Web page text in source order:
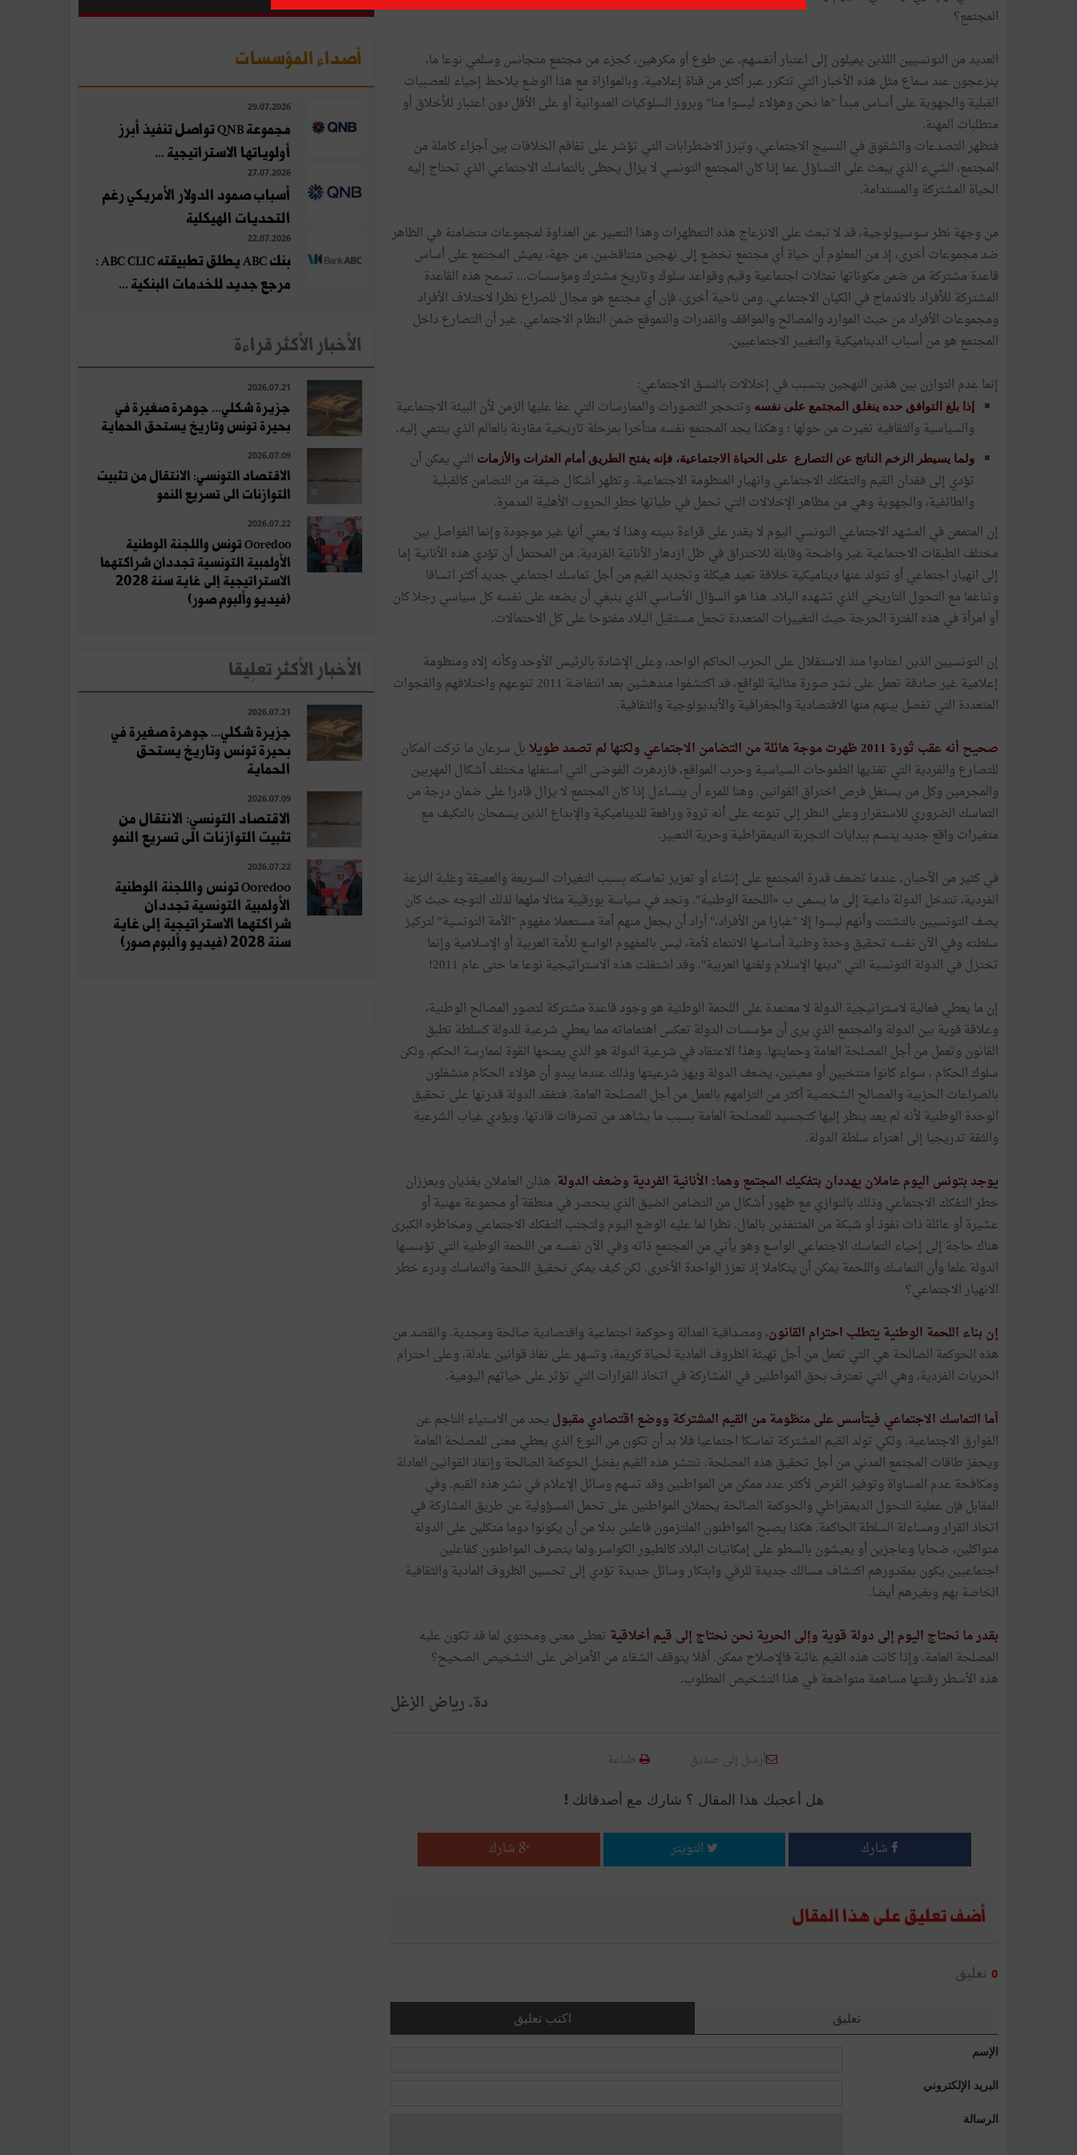
المجتمع؟
العديد من التونسيين اللذين يميلون إلى اعتبار أنفسهم، عن طوع أو مكرهين، كجزء من مجتمع متجانس وسلمي نوعا ما،
ينزعجون عند سماع مثل هذه الأخبار التي تتكرر عبر أكثر من قناة إعلامية. وبالموازاة مع هذا الوضع يلاحظ إحياء للعصبيات
القبلية والجهوية على أساس مبدأ "ها نحن وهؤلاء ليسوا منا" وبروز السلوكيات العدوانية أو على الأقل دون اعتبار للأخلاق أو
متطلبات المهنة.
فتظهر التصدعات والشقوق في النسيج الاجتماعي، وتبرز الاضطرابات التي تؤشر على تفاقم الخلافات بين أجزاء كاملة من
المجتمع، الشيء الذي يبعث على التساؤل عما إذا كان المجتمع التونسي لا يزال يحظى بالتماسك الاجتماعي الذي تحتاج إليه
الحياة المشتركة والمستدامة.
من وجهة نظر سوسيولوجية، قد لا تبعث على الانزعاج هذه التمظهرات وهذا التعبير عن العداوة لمجموعات متضامنة في الظاهر
ضد مجموعات أخرى، إذ من المعلوم أن حياة أي مجتمع تخضع إلى نهجين متناقضين. من جهة، يعيش المجتمع على أساس
قاعدة مشتركة من ضمن مكوناتها تمثلات اجتماعية وقيم وقواعد سلوك وتاريخ مشترك ومؤسسات... تسمح هذه القاعدة
المشتركة للأفراد بالاندماج في الكيان الاجتماعي. ومن ناحية أخرى، فإن أي مجتمع هو مجال للصراع نظرا لاختلاف الأفراد
ومجموعات الأفراد من حيث الموارد والمصالح والمواقف والقدرات والتموقع ضمن النظام الاجتماعي. غير أن التصارع داخل
المجتمع هو من أسباب الديناميكية والتغيير الاجتماعيين.
إنما عدم التوازن بين هذين النهجين يتسبب في إخلالات بالنسق الاجتماعي:
إذا بلغ التوافق حده ينغلق المجتمع على نفسه وتتحجر التصورات والممارسات التي عفا عليها الزمن لأن البيئة الاجتماعية
والسياسية والثقافية تغيرت من حولها ؛ وهكذا يجد المجتمع نفسه متأخرا بمرحلة تاريخية مقارنة بالعالم الذي ينتمي إليه.
ولما يسيطر الزخم الناتج عن التصارع على الحياة الاجتماعية، فإنه يفتح الطريق أمام العثرات والأزمات التي يمكن أن
تؤدي إلى فقدان القيم والتفكك الاجتماعي وانهيار المنظومة الاجتماعية. وتظهر أشكال ضيقة من التضامن كالقبلية
والطائفية، والجهوية وهي من مظاهر الإخلالات التي تحمل في طياتها خطر الحروب الأهلية المدمرة.
إن المتمعن في المشهد الاجتماعي التونسي اليوم لا يقدر على قراءة بنيته وهذا لا يعني أنها غير موجودة وإنما الفواصل بين
مختلف الطبقات الاجتماعية غير واضحة وقابلة للاختراق في ظل ازدهار الأنانية الفردية. من المحتمل أن تؤدي هذه الأنانية إما
إلى انهيار اجتماعي أو تتولد عنها ديناميكية خلاقة تعيد هيكلة وتجديد القيم من أجل تماسك اجتماعي جديد أكثر اتساقا
وتناغما مع التحول التاريخي الذي تشهده البلاد. هذا هو السؤال الأساسي الذي ينبغي أن يضعه على نفسه كل سياسي رجلا كان
أو امرأة في هذه الفترة الحرجة حيث التغييرات المتعددة تجعل مستقبل البلاد مفتوحا على كل الاحتمالات.
إن التونسيين الذين اعتادوا منذ الاستقلال على الحزب الحاكم الواحد، وعلى الإشادة بالرئيس الأوحد وكأنه إلاه ومنظومة
إعلامية غير صادقة تعمل على نشر صورة مثالية للواقع، قد اكتشفوا مندهشين بعد انتفاضة 2011 تنوعهم واختلافهم والفجوات
المتعددة التي تفصل بينهم منها الاقتصادية والجغرافية والأيديولوجية والثقافية.
صحيح أنه عقب ثورة 2011 ظهرت موجة هائلة من التضامن الاجتماعي ولكنها لم تصمد طويلا
بل سرعان ما تركت المكان
للتصارع والفردية التي تغذيها الطموحات السياسية وحرب المواقع، فازدهرت الفوضى التي استغلها مختلف أشكال المهربين
والمجرمين وكل من يستغل فرص اختراق القوانين. وهنا للمرء أن يتساءل إذا كان المجتمع لا يزال قادرا على ضمان درجة من
التماسك الضروري للاستقرار وعلى النظر إلى تنوعه على أنه ثروة ورافعة للديناميكية والإبداع الذين يسمحان بالتكيف مع
متغيرات واقع جديد يتسم ببدايات التجربة الديمقراطية وحرية التعبير.
في كثير من الأحيان، عندما تضعف قدرة المجتمع على إنشاء أو تعزيز تماسكه بسبب التغيرات السريعة والعميقة وغلبة النزعة
الفردية، تتدخل الدولة داعية إلى ما يسمى ب «اللحمة الوطنية". ونجد في سياسة بورقيبة مثالا ملهما لذلك التوجه حيث كان
يصف التونسيين بالتشتت وأنهم ليسوا إلا "غبارا من الأفراد،" أراد أن يجعل منهم أمة مستعملا مفهوم "الأمة التونسية" لتركيز
سلطته وفي الآن نفسه تحقيق وحدة وطنية أساسها الانتماء لأمة، ليس بالمفهوم الواسع للأمة العربية أو الإسلامية وإنما
تختزل في الدولة التونسية التي "دينها الإسلام ولغتها العربية". وقد اشتغلت هذه الاستراتيجية نوعا ما حتى عام 2011!
إن ما يعطي فعالية لاستراتيجية الدولة لا معتمدة على اللحمة الوطنية هو وجود قاعدة مشتركة لتصور المصالح الوطنية،
وعلاقة قوية بين الدولة والمجتمع الذي يرى أن مؤسسات الدولة تعكس اهتماماته مما يعطي شرعية للدولة كسلطة تطبق
القانون وتعمل من أجل المصلحة العامة وحمايتها. وهذا الاعتقاد في شرعية الدولة هو الذي يمنحها القوة لممارسة الحكم. ولكن
سلوك الحكام ، سواء كانوا منتخبين أو معينين، يضعف الدولة ويهز شرعيتها وذلك عندما يبدو أن هؤلاء الحكام منشغلون
بالصراعات الحزبية والمصالح الشخصية أكثر من التزامهم بالعمل من أجل المصلحة العامة. فتفقد الدولة قدرتها على تحقيق
الوحدة الوطنية لأنه لم يعد ينظر إليها كتجسيد للمصلحة العامة بسبب ما يشاهد من تصرفات قادتها. ويؤدي غياب الشرعية
والثقة تدريجيا إلى اهتراء سلطة الدولة.
يوجد بتونس اليوم عاملان يهددان بتفكيك المجتمع وهما: الأنانية الفردية وضعف الدولة. هذان العاملان يغذيان ويعززان
خطر التفكك الاجتماعي وذلك بالتوازي مع ظهور أشكال من التضامن الضيق الذي ينحصر في منطقة أو مجموعة مهنية أو
عشيرة أو عائلة ذات نفوذ أو شبكة من المتنفذين بالمال. نظرا لما عليه الوضع اليوم ولتجنب التفكك الاجتماعي ومخاطره الكبرى
هناك حاجة إلى إحياء التماسك الاجتماعي الواسع وهو يأتي من المجتمع ذاته وفي الآن نفسه من اللحمة الوطنية التي تؤسسها
الدولة علما وأن التماسك واللحمة يمكن أن يتكاملا إذ تعزز الواحدة الأخرى. لكن كيف يمكن تحقيق اللحمة والتماسك ودرء خطر
الانهيار الاجتماعي؟
إن بناء اللحمة الوطنية يتطلب احترام القانون، ومصداقية العدالة وحوكمة اجتماعية واقتصادية صالحة ومجدية. والقصد من
هذه الحوكمة الصالحة هي التي تعمل من أجل تهيئة الظروف المادية لحياة كريمة، وتسهر على نفاذ قوانين عادلة، وعلى احترام
الحريات الفردية، وهي التي تعترف بحق المواطنين في المشاركة في اتخاذ القرارات التي تؤثر على حياتهم اليومية.
أما التماسك الاجتماعي فيتأسس على منظومة من القيم المشتركة ووضع اقتصادي مقبول يحد من الاستياء الناجم عن
الفوارق الاجتماعية. ولكي تولد القيم المشتركة تماسكا اجتماعيا فلا بد أن تكون من النوع الذي يعطي معنى للمصلحة العامة
ويحفز طاقات المجتمع المدني من أجل تحقيق هذه المصلحة. تنتشر هذه القيم بفضل الحوكمة الصالحة وإنفاذ القوانين العادلة
ومكافحة عدم المساواة وتوفير الفرص لأكثر عدد ممكن من المواطنين وقد تسهم وسائل الإعلام في نشر هذه القيم. وفي
المقابل فإن عملية التحول الديمقراطي والحوكمة الصالحة يحملان المواطنين على تحمل المسؤولية عن طريق المشاركة في
اتخاذ القرار ومساءلة السلطة الحاكمة. هكذا يصبح المواطنون الملتزمون فاعلين بدلا من أن يكونوا دوما متكلين على الدولة
متواكلين، ضحايا وعاجزين أو يعيشون بالسطو على إمكانيات البلاد كالطيور الكواسر.ولما يتصرف المواطنون كفاعلين
اجتماعيين يكون بمقدورهم اكتشاف مسالك جديدة للرقي وابتكار وسائل جديدة تؤدي إلى تحسين الظروف المادية والثقافية
الخاصة بهم وبغيرهم أيضا.
بقدر ما نحتاج اليوم إلى دولة قوية وإلى الحرية نحن نحتاج إلى قيم أخلاقية تعطى معنى ومحتوى لما قد تكون عليه
المصلحة العامة. وإذا كانت هذه القيم غائبة فالإصلاح ممكن. أفلا يتوقف الشفاء من الأمراض على التشخيص الصحيح؟
هذه الأسطر رقنتها مساهمة متواضعة في هذا التشخيص المطلوب.
دة. رياض الزغل
أرسل إلى صديق طباعة
هل أعجبك هذا المقال ؟ شارك مع أصدقائك !
شارك التويتر شارك
أضف تعليق على هذا المقال
0 تعليق
اكتب تعليق تعليق
الإسم
البريد الإلكتروني
الرسالة
أصداء المؤسسات
29.07.2026
مجموعة QNB تواصل تنفيذ أبرز
أولوياتها الاستراتيجية ...
27.07.2026
أسباب صمود الدولار الأمريكي رغم
التحديات الهيكلية
22.07.2026
بنك ABC يطلق تطبيقته ABC CLIC :
مرجع جديد للخدمات البنكية ...
الأخبار الأكثر قراءة
2026.07.21
جزيرة شكلي... جوهرة صغيرة في
بحيرة تونس وتاريخ يستحق الحماية
2026.07.09
الاقتصاد التونسي: الانتقال من تثبيت
التوازنات الى تسريع النمو
2026.07.22
Ooredoo تونس واللجنة الوطنية
الأولمبية التونسية تجددان شراكتهما
الاستراتيجية إلى غاية سنة 2028
(فيديو وألبوم صور)
الأخبار الأكثر تعلِيقا
2026.07.21
جزيرة شكلي... جوهرة صغيرة في
بحيرة تونس وتاريخ يستحق
الحماية
2026.07.09
الاقتصاد التونسي: الانتقال من
تثبيت التوازنات الى تسريع النمو
2026.07.22
Ooredoo تونس واللجنة الوطنية
الأولمبية التونسية تجددان
شراكتهما الاستراتيجية إلى غاية
سنة 2028 (فيديو وألبوم صور)